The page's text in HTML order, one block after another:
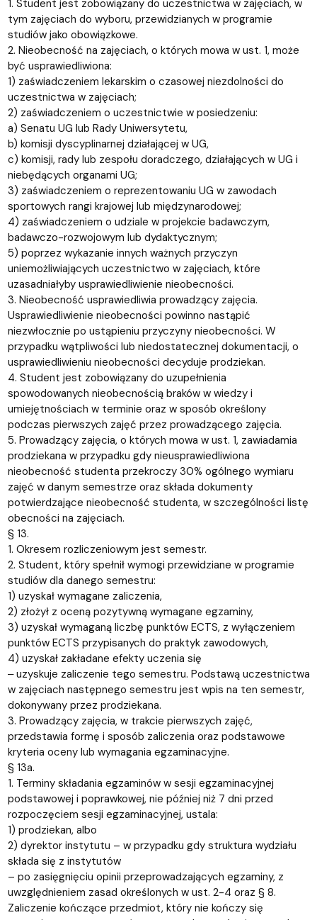
1. Student jest zobowiązany do uczestnictwa w zajęciach, w
tym zajęciach do wyboru, przewidzianych w programie
studiów jako obowiązkowe.
2. Nieobecność na zajęciach, o których mowa w ust. 1, może
być usprawiedliwiona:
1) zaświadczeniem lekarskim o czasowej niezdolności do
uczestnictwa w zajęciach;
2) zaświadczeniem o uczestnictwie w posiedzeniu:
a) Senatu UG lub Rady Uniwersytetu,
b) komisji dyscyplinarnej działającej w UG,
c) komisji, rady lub zespołu doradczego, działających w UG i
niebędących organami UG;
3) zaświadczeniem o reprezentowaniu UG w zawodach
sportowych rangi krajowej lub międzynarodowej;
4) zaświadczeniem o udziale w projekcie badawczym,
badawczo-rozwojowym lub dydaktycznym;
5) poprzez wykazanie innych ważnych przyczyn
uniemożliwiających uczestnictwo w zajęciach, które
uzasadniałyby usprawiedliwienie nieobecności.
3. Nieobecność usprawiedliwia prowadzący zajęcia.
Usprawiedliwienie nieobecności powinno nastąpić
niezwłocznie po ustąpieniu przyczyny nieobecności. W
przypadku wątpliwości lub niedostatecznej dokumentacji, o
usprawiedliwieniu nieobecności decyduje prodziekan.
4. Student jest zobowiązany do uzupełnienia
spowodowanych nieobecnością braków w wiedzy i
umiejętnościach w terminie oraz w sposób określony
podczas pierwszych zajęć przez prowadzącego zajęcia.
5. Prowadzący zajęcia, o których mowa w ust. 1, zawiadamia
prodziekana w przypadku gdy nieusprawiedliwiona
nieobecność studenta przekroczy 30% ogólnego wymiaru
zajęć w danym semestrze oraz składa dokumenty
potwierdzające nieobecność studenta, w szczególności listę
obecności na zajęciach.
§ 13.
1. Okresem rozliczeniowym jest semestr.
2. Student, który spełnił wymogi przewidziane w programie
studiów dla danego semestru:
1) uzyskał wymagane zaliczenia,
2) złożył z oceną pozytywną wymagane egzaminy,
3) uzyskał wymaganą liczbę punktów ECTS, z wyłączeniem
punktów ECTS przypisanych do praktyk zawodowych,
4) uzyskał zakładane efekty uczenia się
‒ uzyskuje zaliczenie tego semestru. Podstawą uczestnictwa
w zajęciach następnego semestru jest wpis na ten semestr,
dokonywany przez prodziekana.
3. Prowadzący zajęcia, w trakcie pierwszych zajęć,
przedstawia formę i sposób zaliczenia oraz podstawowe
kryteria oceny lub wymagania egzaminacyjne.
§ 13a.
1. Terminy składania egzaminów w sesji egzaminacyjnej
podstawowej i poprawkowej, nie później niż 7 dni przed
rozpoczęciem sesji egzaminacyjnej, ustala:
1) prodziekan, albo
2) dyrektor instytutu – w przypadku gdy struktura wydziału
składa się z instytutów
– po zasięgnięciu opinii przeprowadzających egzaminy, z
uwzględnieniem zasad określonych w ust. 2-4 oraz § 8.
Zaliczenie kończące przedmiot, który nie kończy się